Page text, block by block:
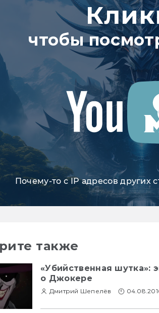
чтобы
Почему-то с IP адресов других
также
«Убийственная шутка»:
о Джокере
Дмитрий Шепелёв